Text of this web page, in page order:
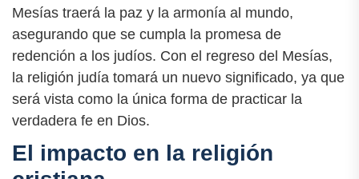
Mesías traerá la paz y la armonía al mundo,
asegurando que se cumpla la promesa de
redención a los judíos. Con el regreso del Mesías,
la religión judía tomará un nuevo significado, ya que
será vista como la única forma de practicar la
verdadera fe en Dios.
El impacto en la religión